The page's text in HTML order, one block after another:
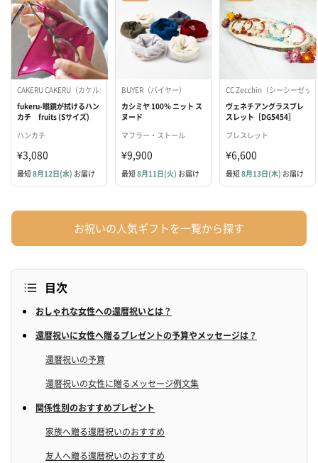
CAKERU CAKERU（カケルカケル）
fukeru-眼鏡が拭けるハン
カチ fruits (Sサイズ)
ハンカチ
¥3,080
最短8月12日(水) お届け
BUYER（バイヤー）
カシミヤ 100％ ニット ス
ヌード
マフラー・ストール
¥9,900
最短8月11日(火) お届け
CC Zecchin（シーシーゼッ
ヴェネチアングラスブレ
スレット［DG5454］
ブレスレット
¥6,600
最短8月13日(木) お届け
お祝いの人気ギフトを一覧から探す
目次
おしゃれな女性への還暦祝いとは？
還暦祝いに女性へ贈るプレゼントの予算やメッセージは？
還暦祝いの予算
還暦祝いの女性に贈るメッセージ例文集
関係性別のおすすめプレゼント
家族へ贈る還暦祝いのおすすめ
友人へ贈る還暦祝いのおすすめ